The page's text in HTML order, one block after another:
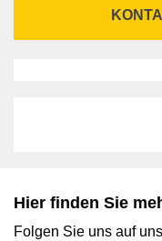
Hier finden Sie
Folgen Sie uns auf